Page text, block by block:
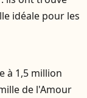
idéale pour les
à 1,5 million
de l'Amour